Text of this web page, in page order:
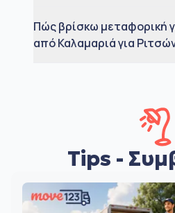
Πώς βρίσκω μεταφορική
από Καλαμαριά για
Tips -